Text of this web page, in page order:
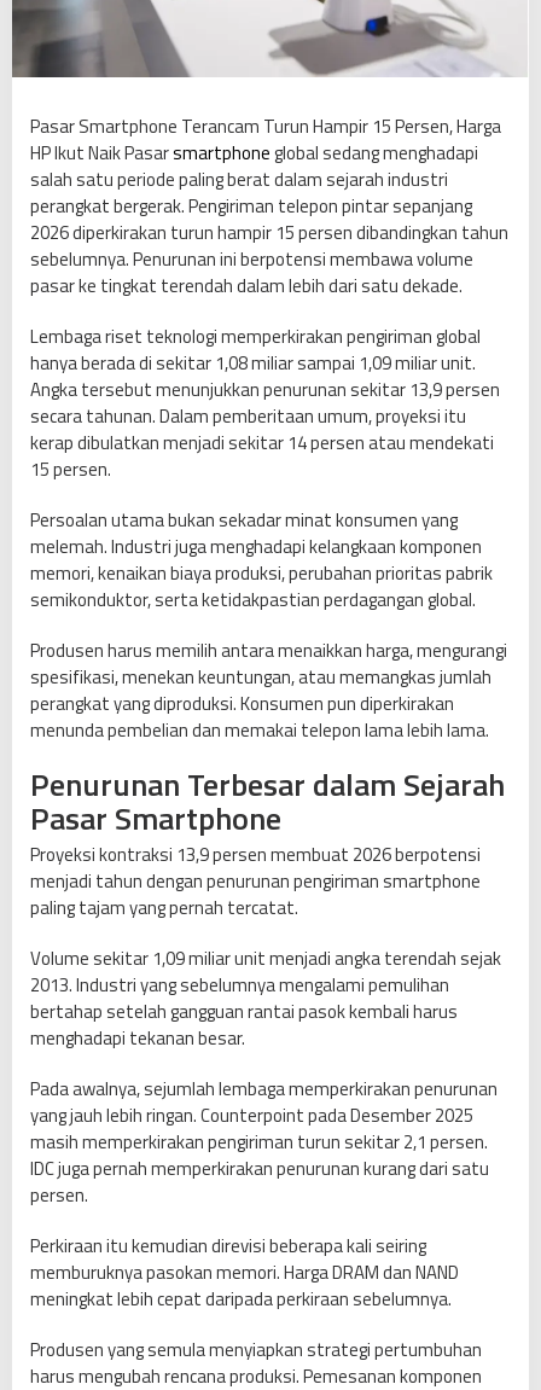
a
m
T
u
r
u
n
a
m
p
i
r
P
e
r
s
n
,
H
a
g
a
H
P
I
k
t
N
a
i
k
Pasar Smartphone Terancam Turun Hampir 15 Persen, Harga
HP Ikut Naik Pasarsmartphoneglobal sedang menghadapi
salah satu periode paling berat dalam sejarah industri
perangkat bergerak. Pengiriman telepon pintar sepanjang
2026 diperkirakan turun hampir 15 persen dibandingkan tahun
sebelumnya. Penurunan ini berpotensi membawa volume
pasar ke tingkat terendah dalam lebih dari satu dekade.
Lembaga riset teknologi memperkirakan pengiriman global
hanya berada di sekitar 1,08 miliar sampai 1,09 miliar unit.
Angka tersebut menunjukkan penurunan sekitar 13,9 persen
secara tahunan. Dalam pemberitaan umum, proyeksi itu
kerap dibulatkan menjadi sekitar 14 persen atau mendekati
15 persen.
Persoalan utama bukan sekadar minat konsumen yang
melemah. Industri juga menghadapi kelangkaan komponen
memori, kenaikan biaya produksi, perubahan prioritas pabrik
semikonduktor, serta ketidakpastian perdagangan global.
Produsen harus memilih antara menaikkan harga, mengurangi
spesifikasi, menekan keuntungan, atau memangkas jumlah
perangkat yang diproduksi. Konsumen pun diperkirakan
menunda pembelian dan memakai telepon lama lebih lama.
Penurunan Terbesar dalam Sejarah
Pasar Smartphone
Proyeksi kontraksi 13,9 persen membuat 2026 berpotensi
menjadi tahun dengan penurunan pengiriman smartphone
paling tajam yang pernah tercatat.
Volume sekitar 1,09 miliar unit menjadi angka terendah sejak
2013. Industri yang sebelumnya mengalami pemulihan
bertahap setelah gangguan rantai pasok kembali harus
menghadapi tekanan besar.
Pada awalnya, sejumlah lembaga memperkirakan penurunan
yang jauh lebih ringan. Counterpoint pada Desember 2025
masih memperkirakan pengiriman turun sekitar 2,1 persen.
IDC juga pernah memperkirakan penurunan kurang dari satu
persen.
Perkiraan itu kemudian direvisi beberapa kali seiring
memburuknya pasokan memori. Harga DRAM dan NAND
meningkat lebih cepat daripada perkiraan sebelumnya.
Produsen yang semula menyiapkan strategi pertumbuhan
harus mengubah rencana produksi. Pemesanan komponen